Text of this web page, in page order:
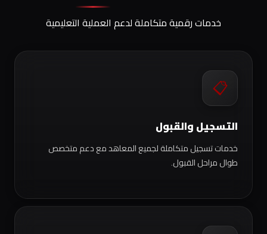
خدمات رقمية متكاملة لدعم العملية التعليمية
📋
التسجيل والقبول
خدمات تسجيل متكاملة لجميع المعاهد مع دعم متخصص
طوال مراحل القبول.